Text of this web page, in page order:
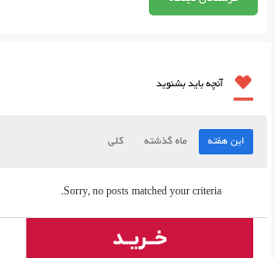
آنچه باید بشنوید
این هفته ماه گذشته کلی
Sorry, no posts matched your criteria.